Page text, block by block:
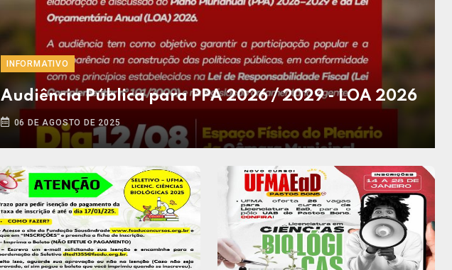
INFORMATIVO
Audiência Pública para PPA 2026 / 2029 - LOA 2026
06 DE AGOSTO DE 2025